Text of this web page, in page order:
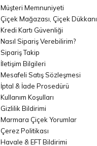
Müşteri Memnuniyeti
Çiçek Mağazası, Çiçek Dükkanı
Kredi Kartı Güvenliği
Nasıl Sipariş Verebilirim?
Sipariş Takip
İletişim Bilgileri
Mesafeli Satış Sözleşmesi
İptal & İade Prosedürü
Kullanım Koşulları
Gizlilik Bildirimi
Marmara Çiçek Yorumlar
Çerez Politikası
Havale & EFT Bildirimi